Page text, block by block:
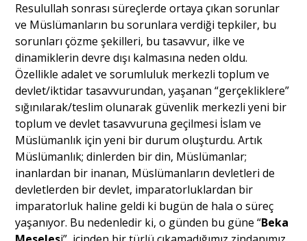
Resulullah sonrası süreçlerde ortaya çıkan sorunlar
ve Müslümanların bu sorunlara verdiği tepkiler, bu
sorunları çözme şekilleri, bu tasavvur, ilke ve
dinamiklerin devre dışı kalmasına neden oldu.
Özellikle adalet ve sorumluluk merkezli toplum ve
devlet/iktidar tasavvurundan, yaşanan “gerçekliklere”
sığınılarak/teslim olunarak güvenlik merkezli yeni bir
toplum ve devlet tasavvuruna geçilmesi İslam ve
Müslümanlık için yeni bir durum oluşturdu. Artık
Müslümanlık; dinlerden bir din, Müslümanlar;
inanlardan bir inanan, Müslümanların devletleri de
devletlerden bir devlet, imparatorluklardan bir
imparatorluk haline geldi ki bugün de hala o süreç
yaşanıyor. Bu nedenledir ki, o günden bu güne “Beka